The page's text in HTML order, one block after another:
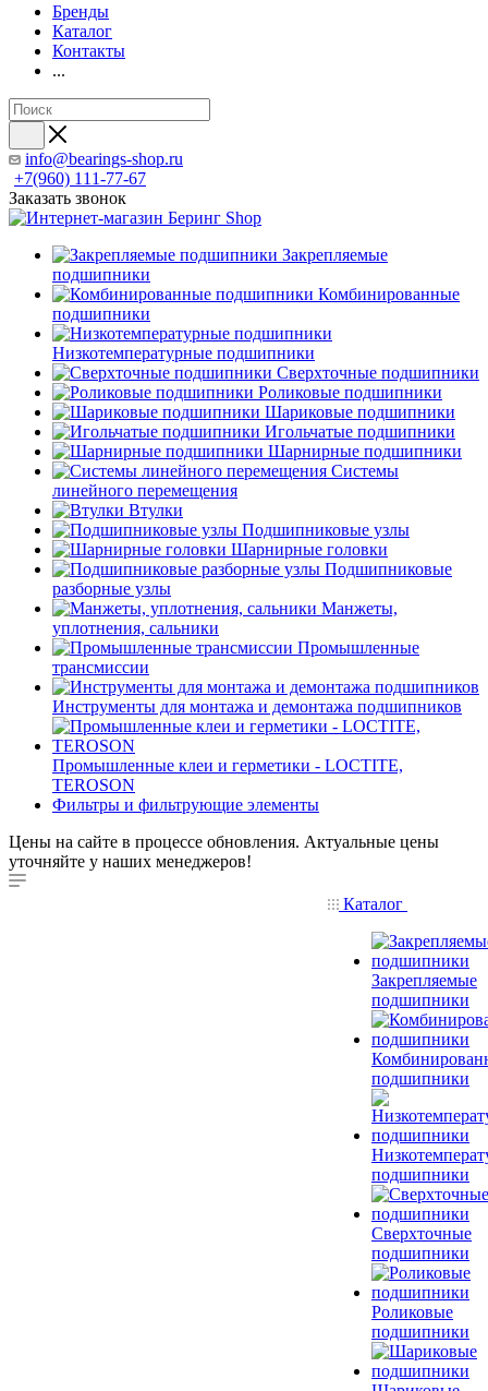
Бренды
Каталог
Контакты
...
info@bearings-shop.ru
+7(960) 111-77-67
Заказать звонок
Закрепляемые
подшипники
Комбинированные
подшипники
Низкотемпературные подшипники
Сверхточные подшипники
Роликовые подшипники
Шариковые подшипники
Игольчатые подшипники
Шарнирные подшипники
Системы
линейного перемещения
Втулки
Подшипниковые узлы
Шарнирные головки
Подшипниковые
разборные узлы
Манжеты,
уплотнения, сальники
Промышленные
трансмиссии
Инструменты для монтажа и демонтажа подшипников
Промышленные клеи и герметики - LOCTITE,
TEROSON
Фильтры и фильтрующие элементы
Цены на сайте в процессе обновления. Актуальные цены
уточняйте у наших менеджеров!
Каталог
Закрепляемые
подшипники
подшипники
подшипники
Сверхточные
подшипники
Роликовые
подшипники